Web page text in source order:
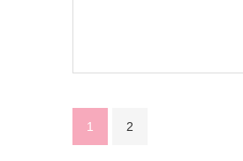
1 2